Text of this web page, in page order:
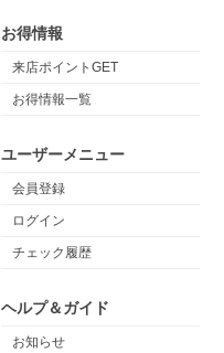
お得情報
来店ポイントGET
お得情報一覧
ユーザーメニュー
会員登録
ログイン
チェック履歴
ヘルプ＆ガイド
お知らせ